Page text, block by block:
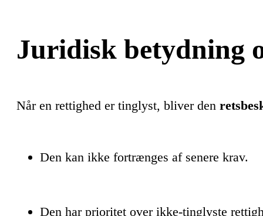
Juridisk betydning
Når en rettighed er tinglyst, bliver den
Den kan ikke fortrænges af senere krav.
Den har prioritet over ikke-tinglyste